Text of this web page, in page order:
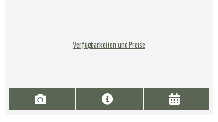
Verfügbarkeiten und Preise